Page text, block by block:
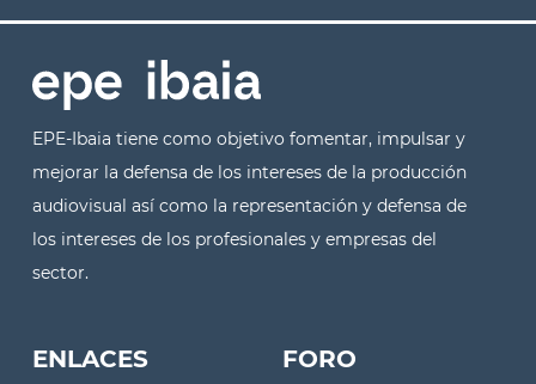
EPE-Ibaia tiene como objetivo fomentar, impulsar y
mejorar la defensa de los intereses de la producción
audiovisual así como la representación y defensa de
los intereses de los profesionales y empresas del
sector.
ENLACES FORO